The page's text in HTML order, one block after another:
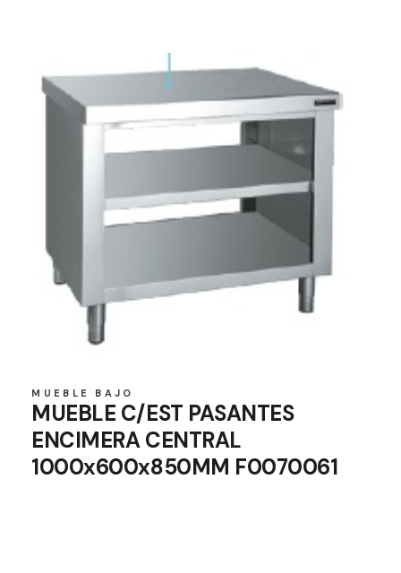
MUEBLE BAJO
MUEBLE C/EST PASANTES
ENCIMERA CENTRAL
1000x600x850MM F0070061